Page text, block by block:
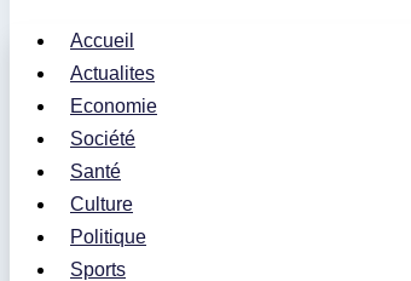
Accueil
Actualites
Economie
Société
Santé
Culture
Politique
Sports